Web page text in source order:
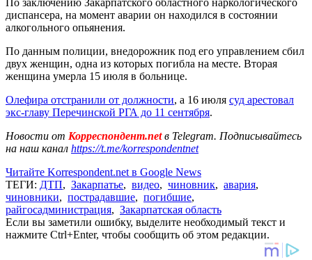
диспансера, на момент аварии он находился в состоянии
алкогольного опьянения.
По данным полиции, внедорожник под его управлением сбил
двух женщин, одна из которых погибла на месте. Вторая
женщина умерла 15 июля в больнице.
Олефира отстранили от должности, а 16 июля суд арестовал
экс-главу Перечинской РГА до 11 сентября.
Новости от Корреспондент.netв Telegram. Подписывайтесь
на наш канал https://t.me/korrespondentnet
Читайте Korrespondent.net в Google News
ТЕГИ: ДТП, Закарпатье, видео, чиновник, авария,
чиновники, пострадавшие, погибшие,
райгосадминистрация, Закарпатская область
Если вы заметили ошибку, выделите необходимый текст и
нажмите Ctrl+Enter, чтобы сообщить об этом редакции.